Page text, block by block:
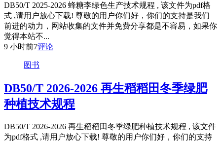
DB50/T 2025-2026 蜂糖李绿色生产技术规程 , 该文件为pdf格
式 ,请用户放心下载! 尊敬的用户你们好，你们的支持是我们
前进的动力，网站收集的文件并免费分享都是不容易，如果你
觉得本站不...
9 小时前7评论
图书
DB50/T 2026-2026 再生稻稻田冬季绿肥
种植技术规程
DB50/T 2026-2026 再生稻稻田冬季绿肥种植技术规程 , 该文件
为pdf格式 ,请用户放心下载! 尊敬的用户你们好，你们的支持